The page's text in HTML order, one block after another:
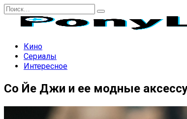
Перейти
содержанию
Search
Кино
Сериалы
Интересное
Со Йе Джи и ее модные